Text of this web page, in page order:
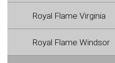
Royal Flame Virginia
Royal Flame Windsor